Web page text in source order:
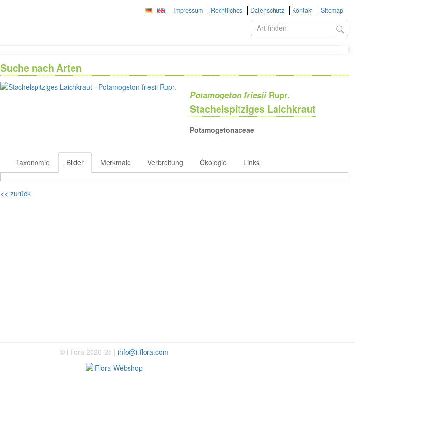
Impressum Rechtliches Datenschutz Kontakt Sitemap
Suche nach Arten
Potamogeton friesiiRupr.
Stachelspitziges Laichkraut
Potamogetonaceae
Taxonomie Bilder Merkmale Verbreitung Ökologie Links
<< zurück
© i-flora 2020-25 | info@i-flora.com